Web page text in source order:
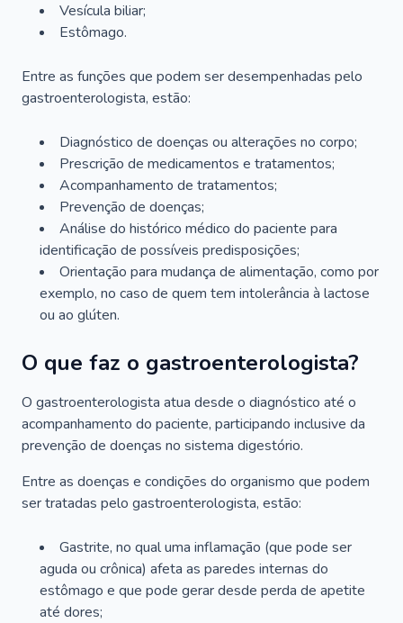
Vesícula biliar;
Estômago.
Entre as funções que podem ser desempenhadas pelo
gastroenterologista, estão:
Diagnóstico de doenças ou alterações no corpo;
Prescrição de medicamentos e tratamentos;
Acompanhamento de tratamentos;
Prevenção de doenças;
Análise do histórico médico do paciente para
identificação de possíveis predisposições;
Orientação para mudança de alimentação, como por
exemplo, no caso de quem tem intolerância à lactose
ou ao glúten.
O que faz o gastroenterologista?
O gastroenterologista atua desde o diagnóstico até o
acompanhamento do paciente, participando inclusive da
prevenção de doenças no sistema digestório.
Entre as doenças e condições do organismo que podem
ser tratadas pelo gastroenterologista, estão:
Gastrite, no qual uma inflamação (que pode ser
aguda ou crônica) afeta as paredes internas do
estômago e que pode gerar desde perda de apetite
até dores;